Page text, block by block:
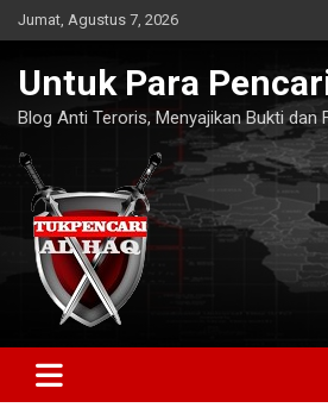
Skip
to
Jumat, Agustus 7, 2026
Untuk Para
Blog Anti Teroris, Menyajikan Bukti dan